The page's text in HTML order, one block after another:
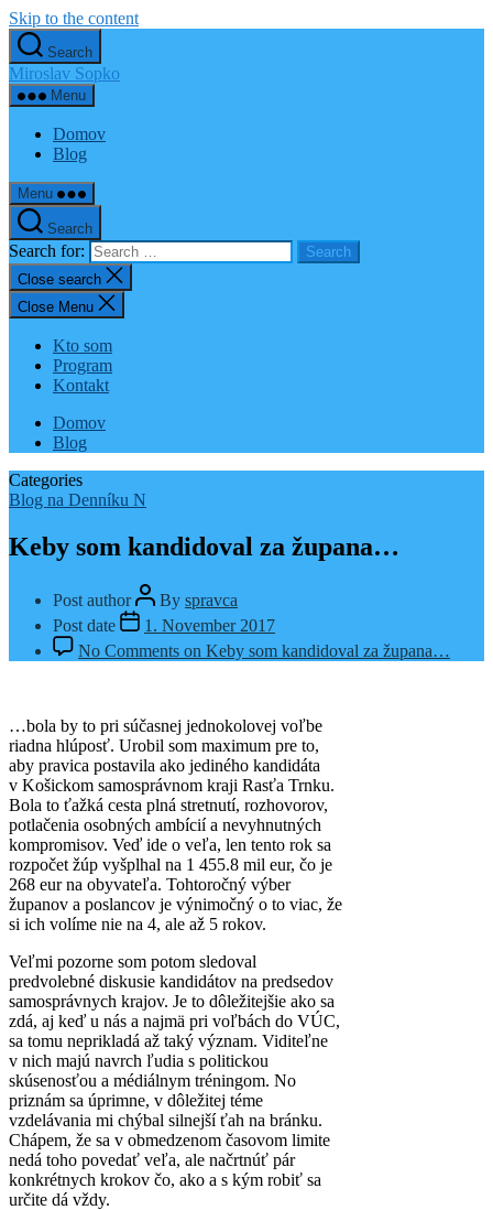
Skip to the content
Search
Miroslav Sopko
Menu
Domov
Blog
Menu
Search
Search for:
Close search
Close Menu
Kto som
Program
Kontakt
Domov
Blog
Categories
Blog na Denníku N
Keby som kandidoval za župana…
Post author By spravca
Post date
1. November 2017
No Comments on Keby som kandidoval za župana…
…bola by to pri súčasnej jednokolovej voľbe
riadna hlúposť. Urobil som maximum pre to,
aby pravica postavila ako jediného kandidáta
v Košickom samosprávnom kraji Rasťa Trnku.
Bola to ťažká cesta plná stretnutí, rozhovorov,
potlačenia osobných ambícií a nevyhnutných
kompromisov. Veď ide o veľa, len tento rok sa
rozpočet žúp vyšplhal na 1 455.8 mil eur, čo je
268 eur na obyvateľa. Tohtoročný výber
županov a poslancov je výnimočný o to viac, že
si ich volíme nie na 4, ale až 5 rokov.
Veľmi pozorne som potom sledoval
predvolebné diskusie kandidátov na predsedov
samosprávnych krajov. Je to dôležitejšie ako sa
zdá, aj keď u nás a najmä pri voľbách do VÚC,
sa tomu neprikladá až taký význam. Viditeľne
v nich majú navrch ľudia s politickou
skúsenosťou a médiálnym tréningom. No
priznám sa úprimne, v dôležitej téme
vzdelávania mi chýbal silnejší ťah na bránku.
Chápem, že sa v obmedzenom časovom limite
nedá toho povedať veľa, ale načrtnúť pár
konkrétnych krokov čo, ako a s kým robiť sa
určite dá vždy.